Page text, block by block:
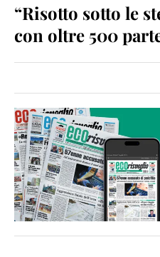
“Risotto sotto le
con oltre 500